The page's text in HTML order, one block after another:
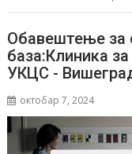
Обавештење за
база:Клиника
УКЦС -⁠⁠
октобар 7, 2024